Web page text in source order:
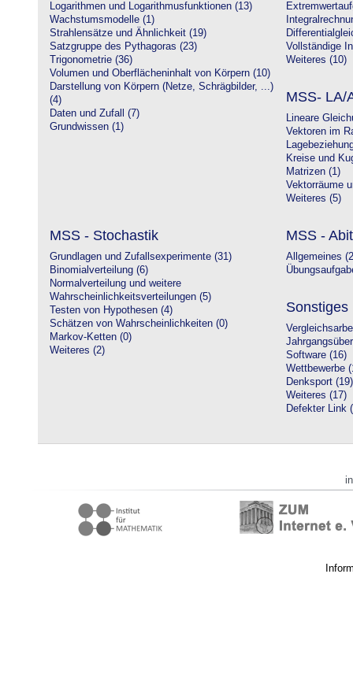
Logarithmen und Logarithmusfunktionen (13)
Wachstumsmodelle (1)
Strahlensätze und Ähnlichkeit (19)
Satzgruppe des Pythagoras (23)
Trigonometrie (36)
Volumen und Oberflächeninhalt von Körpern (10)
Darstellung von Körpern (Netze, Schrägbilder, ...)
(4)
Daten und Zufall (7)
Grundwissen (1)
Vollständige
Weiteres (10)
MSS- LA/
Lineare
Vektoren im
Kreise und
Matrizen (1)
Vektorräume
Weiteres (5)
MSS - Stochastik
Grundlagen und Zufallsexperimente (31)
Binomialverteilung (6)
Normalverteilung und weitere
Wahrscheinlichkeitsverteilungen (5)
Testen von Hypothesen (4)
Schätzen von Wahrscheinlichkeiten (0)
Markov-Ketten (0)
Weiteres (2)
MSS -
Allgemeines
Sonstiges
Software (16)
Wettbewerbe
Denksport (19)
Weiteres (17)
Defekter Link